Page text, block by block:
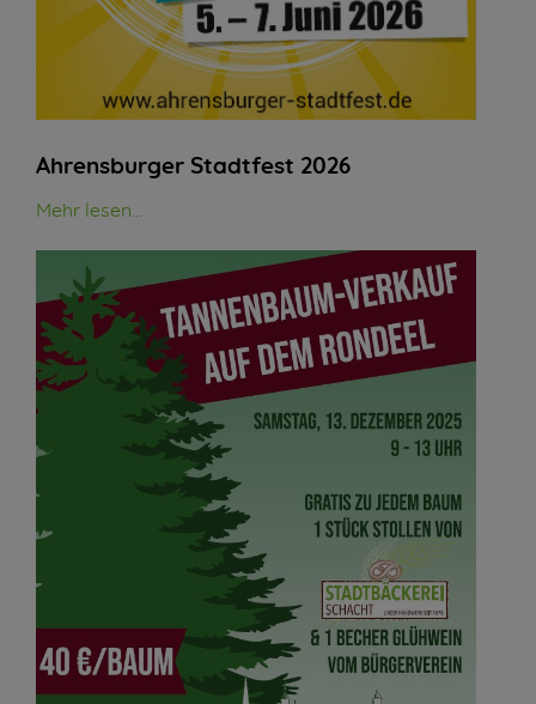
Ahrensburger Stadtfest 2026
Mehr lesen...